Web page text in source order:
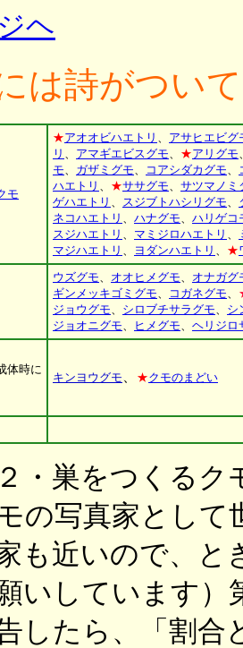
ヘ
は詩がつい
モ
★アオオビハエトリ 、 アサヒエビグ
リ 、 アマギエビスグモ、 ★アリグモ
モ、 ガザミグモ、 コアシダカグモ、
ハエトリ 、 ★ササグモ、 サツマノミ
ゲハエトリ 、 スジブトハシリグモ、
ネコハエトリ 、 ハナグモ、 ハリゲコ
スジハエトリ 、 マミジロハエトリ 、
マジハエトリ 、 ヨダンハエトリ 、 ★
ウズグモ、 オオヒメグモ、 オナガグ
ギンメッキゴミグモ、 コガネグモ、
ジョウグモ、 シロブチサラグモ、 シ
ジョオニグモ、 ヒメグモ、 ヘリジロ
体時に
キンヨウグモ ★クモのまどい
・巣をつくる
の写真家として
も近いので、と
いしています
したら、「割